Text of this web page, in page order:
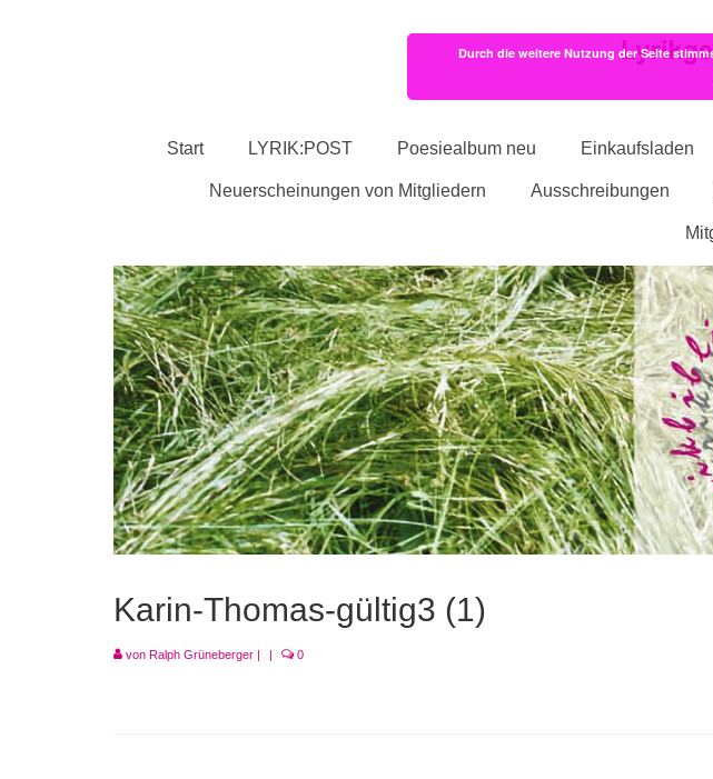
Start LYRIK:POST Poesiealbum neu Einkaufsladen
Neuerscheinungen von Mitgliedern Ausschreibungen
Karin-Thomas-gültig3 (1)
von Ralph Grüneberger | | 0
Durch die weitere Nutzung der Seite